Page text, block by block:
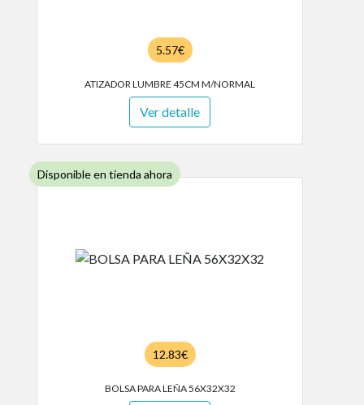
5.57€
ATIZADOR LUMBRE 45CM M/NORMAL
Ver detalle
Disponible en tienda ahora
12.83€
BOLSA PARA LEÑA 56X32X32